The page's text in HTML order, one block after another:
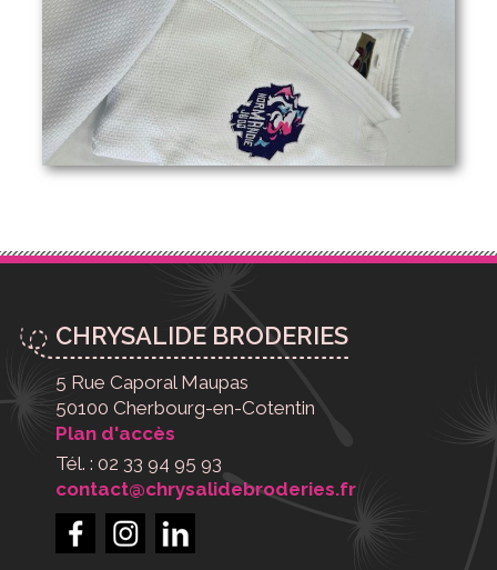
CHRYSALIDE BRODERIES
5 Rue Caporal Maupas
50100 Cherbourg-en-Cotentin
Plan d'accès
Tél. : 02 33 94 95 93
contact@chrysalidebroderies.fr